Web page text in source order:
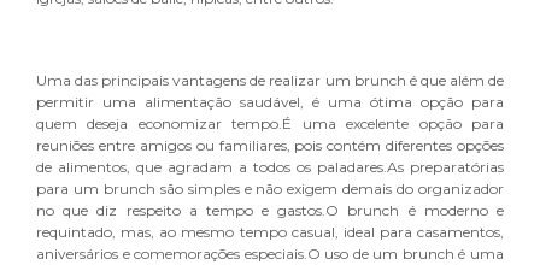
Uma das principais vantagens de realizar um brunch é que além de
permitir uma alimentação saudável, é uma ótima opção para
quem deseja economizar tempo.É uma excelente opção para
reuniões entre amigos ou familiares, pois contém diferentes opções
de alimentos, que agradam a todos os paladares.As preparatórias
para um brunch são simples e não exigem demais do organizador
no que diz respeito a tempo e gastos.O brunch é moderno e
requintado, mas, ao mesmo tempo casual, ideal para casamentos,
aniversários e comemorações especiais.O uso de um brunch é uma